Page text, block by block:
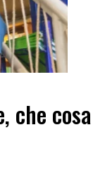
che cosa